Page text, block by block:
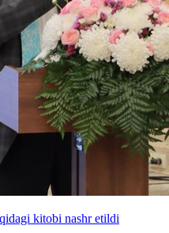
kitobi nashr etildi